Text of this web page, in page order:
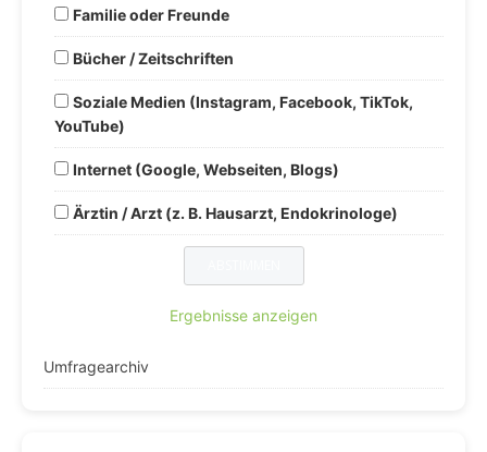
Familie oder Freunde
Bücher / Zeitschriften
Soziale Medien (Instagram, Facebook, TikTok,
YouTube)
Internet (Google, Webseiten, Blogs)
Ärztin / Arzt (z. B. Hausarzt, Endokrinologe)
Ergebnisse anzeigen
Umfragearchiv